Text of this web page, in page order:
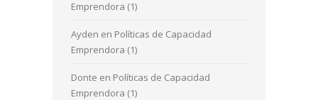
Emprendora (1)
Ayden en Políticas de Capacidad
Emprendora (1)
Donte en Políticas de Capacidad
Emprendora (1)